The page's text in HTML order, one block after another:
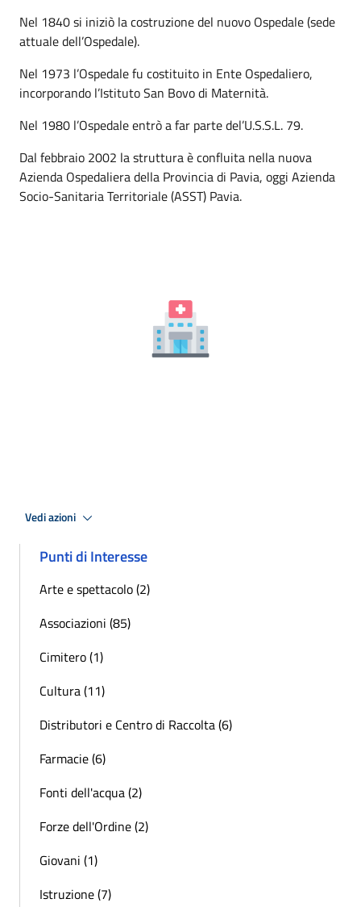
Nel 1840 si iniziò la costruzione del nuovo Ospedale (sede
attuale dell’Ospedale).
Nel 1973 l’Ospedale fu costituito in Ente Ospedaliero,
incorporando l’Istituto San Bovo di Maternità.
Nel 1980 l’Ospedale entrò a far parte del’U.S.S.L. 79.
Dal febbraio 2002 la struttura è confluita nella nuova
Azienda Ospedaliera della Provincia di Pavia, oggi Azienda
Socio-Sanitaria Territoriale (ASST) Pavia.
Vedi azioni
Punti di Interesse
Arte e spettacolo (2)
Associazioni (85)
Cimitero (1)
Cultura (11)
Distributori e Centro di Raccolta (6)
Farmacie (6)
Fonti dell'acqua (2)
Forze dell'Ordine (2)
Giovani (1)
Istruzione (7)